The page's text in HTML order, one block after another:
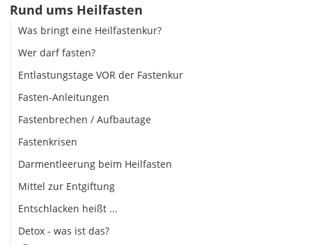
Rund ums Heilfasten
Was bringt eine Heilfastenkur?
Wer darf fasten?
Entlastungstage VOR der Fastenkur
Fasten-Anleitungen
Fastenbrechen / Aufbautage
Fastenkrisen
Darmentleerung beim Heilfasten
Mittel zur Entgiftung
Entschlacken heißt ...
Detox - was ist das?